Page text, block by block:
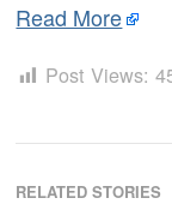
Read More
Post Views:
RELATED STORIES